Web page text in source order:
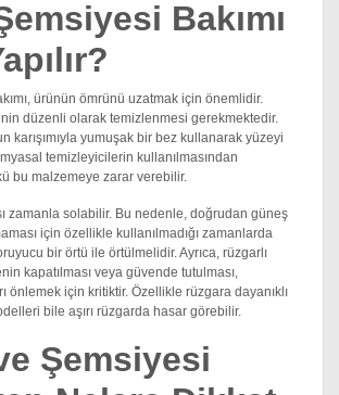
Bakımı
ürünün ömrünü uzatmak için önemlidir.
düzenli olarak temizlenmesi gerekmektedir.
karışımıyla yumuşak bir bez kullanarak yüzeyi
temizleyicilerin kullanılmasından
bu malzemeye zarar verebilir.
zamanla solabilir. Bu nedenle, doğrudan güneş
için özellikle kullanılmadığı zamanlarda
bir örtü ile örtülmelidir. Ayrıca, rüzgarlı
kapatılması veya güvende tutulması,
önlemek için kritiktir. Özellikle rüzgara dayanıklı
bile aşırı rüzgarda hasar görebilir.
Şemsiyesi